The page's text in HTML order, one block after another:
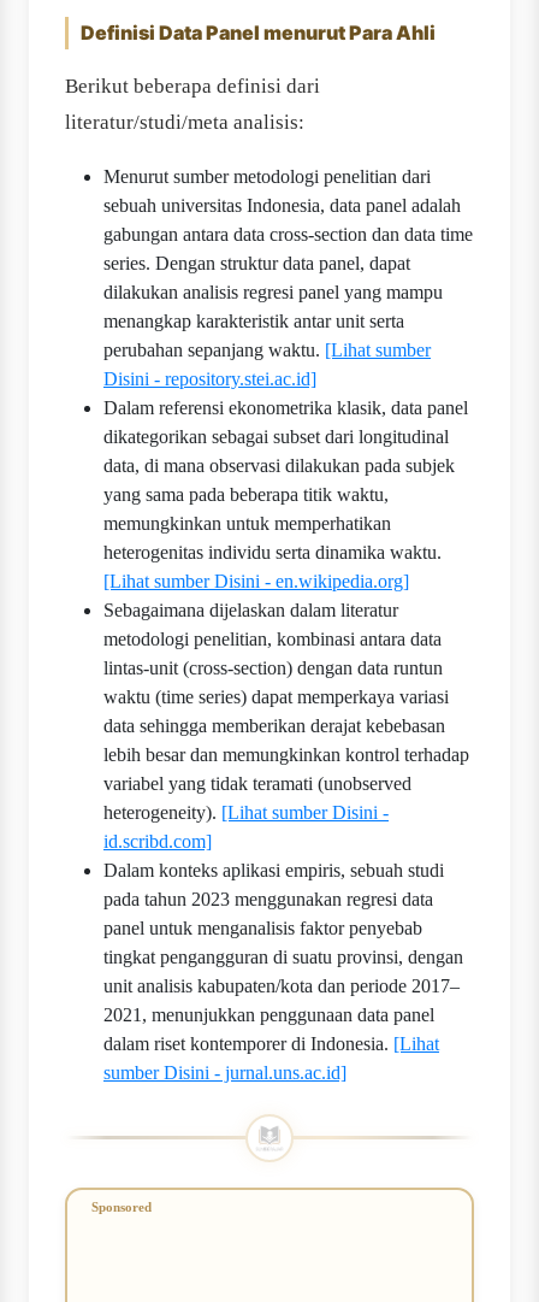
Definisi Data Panel menurut Para Ahli
Berikut beberapa definisi dari
literatur/studi/meta analisis:
Menurut sumber metodologi penelitian dari
sebuah universitas Indonesia, data panel adalah
gabungan antara data cross-section dan data time
series. Dengan struktur data panel, dapat
dilakukan analisis regresi panel yang mampu
menangkap karakteristik antar unit serta
perubahan sepanjang waktu. [Lihat sumber
Disini - repository.stei.ac.id]
Dalam referensi ekonometrika klasik, data panel
dikategorikan sebagai subset dari longitudinal
data, di mana observasi dilakukan pada subjek
yang sama pada beberapa titik waktu,
memungkinkan untuk memperhatikan
heterogenitas individu serta dinamika waktu.
[Lihat sumber Disini - en.wikipedia.org]
Sebagaimana dijelaskan dalam literatur
metodologi penelitian, kombinasi antara data
lintas-unit (cross-section) dengan data runtun
waktu (time series) dapat memperkaya variasi
data sehingga memberikan derajat kebebasan
lebih besar dan memungkinkan kontrol terhadap
variabel yang tidak teramati (unobserved
heterogeneity). [Lihat sumber Disini -
id.scribd.com]
Dalam konteks aplikasi empiris, sebuah studi
pada tahun 2023 menggunakan regresi data
panel untuk menganalisis faktor penyebab
tingkat pengangguran di suatu provinsi, dengan
unit analisis kabupaten/kota dan periode 2017–
2021, menunjukkan penggunaan data panel
dalam riset kontemporer di Indonesia. [Lihat
sumber Disini - jurnal.uns.ac.id]